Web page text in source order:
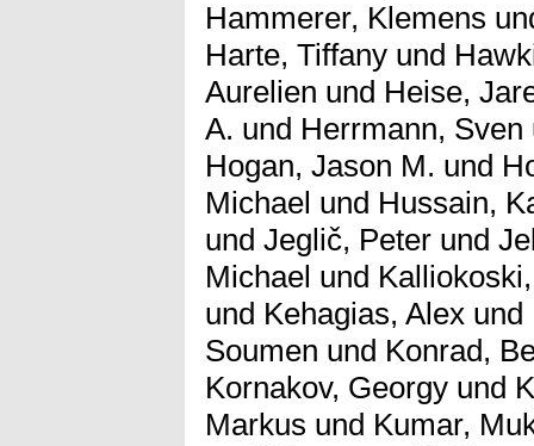
Hammerer, Klemens
Harte, Tiffany und
Aurelien und Heise,
A. und Herrmann, Sven
Hogan, Jason M. und
Michael und Hussain,
und Jeglič, Peter und
Michael und
und Kehagias, Alex und
Soumen und Konrad,
Kornakov, Georgy und
Markus und Kumar,